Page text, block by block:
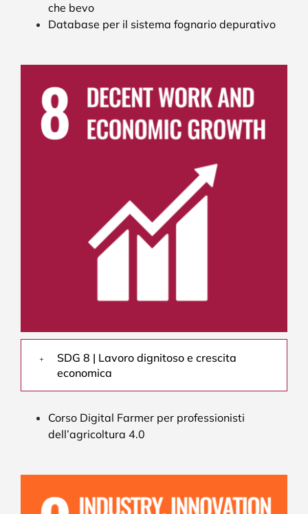
che bevo
Database per il sistema fognario depurativo
SDG 8 | Lavoro dignitoso e crescita
economica
Corso Digital Farmer per professionisti
dell’agricoltura 4.0